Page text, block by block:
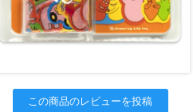
この商品のレビューを投稿